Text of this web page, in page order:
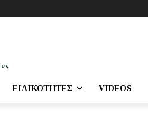
ΕΙΔΙΚΌΤΗΤΕΣ VIDEOS